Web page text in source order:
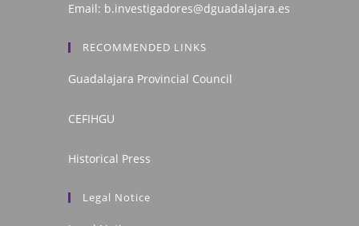
Email: b.investigadores@dguadalajara.es
RECOMMENDED LINKS
Guadalajara Provincial Council
CEFIHGU
Historical Press
Legal Notice